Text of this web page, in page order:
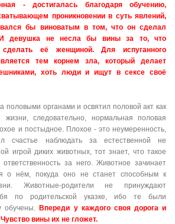
- достигалась благодаря обучению,
проникновении в суть явлений,
бы виноватым в том, что он сделал
девушка не несла бы вины за то, что
её женщиной. Для испуганного
тем корнем зла, который делает
хоть люди и ищут в сексе своё
половыми органами и освятил половой акт как
жизни, следовательно, нормальная половая
и постыдное. Плохое - это неумеренность,
счастье наблюдать за естественной не
игрой диких животных, тот знает, что такое
за него. Животное зачинает
о нём, покуда оно не станет способным к
Животные-родители не принуждают
по родительской указке, ибо те были
обучены. Впереди у каждого своя дорога и
вины их не гложет.